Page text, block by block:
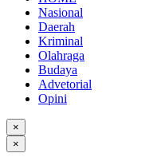
Nasional
Daerah
Kriminal
Olahraga
Budaya
Advetorial
Opini
×
×